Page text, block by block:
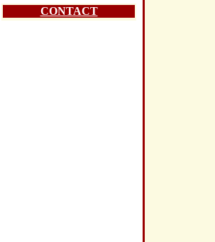
CONTACT